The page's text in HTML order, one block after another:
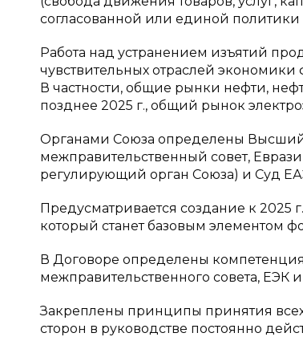
согласованной или единой
Работа над устранением изъятий
чувствительных отраслей
В частности, общие рынки нефти,
позднее 2025 г., общий рынок
Органами Союза определены
межправительственный совет,
регулирующий орган Союза) и Суд
Предусматривается создание к 2025
который станет базовым элементом
В Договоре определены
межправительственного совета, ЕЭК
Закреплены принципы принятия
сторон в руководстве постоянно